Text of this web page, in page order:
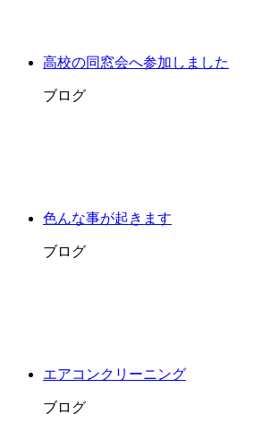
高校の同窓会へ参加しました
ブログ
色んな事が起きます
ブログ
エアコンクリーニング
ブログ